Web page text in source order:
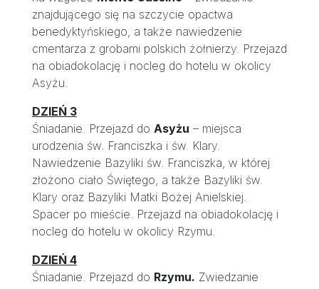
znajdującego się na szczycie opactwa
benedyktyńskiego, a także nawiedzenie
cmentarza z grobami polskich żołnierzy. Przejazd
na obiadokolację i nocleg do hotelu w okolicy
Asyżu.
DZIEŃ 3
Śniadanie. Przejazd do Asyżu – miejsca
urodzenia św. Franciszka i św. Klary.
Nawiedzenie Bazyliki św. Franciszka, w której
złożono ciało Świętego, a także Bazyliki św.
Klary oraz Bazyliki Matki Bożej Anielskiej.
Spacer po mieście. Przejazd na obiadokolację i
nocleg do hotelu w okolicy Rzymu.
DZIEŃ 4
Śniadanie. Przejazd do Rzymu. Zwiedzanie